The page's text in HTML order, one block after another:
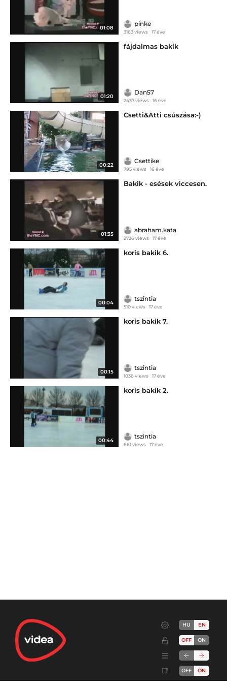
01:08
pinke
3163 views 17 éve
01:20
fájdalmas bakik
Dan57
2437 views 16 éve
00:22
Csetti&Atti csúszása:-)
Csettike
795 views 16 éve
01:35
Bakik - esések viccesen.
abraham.kata
2726 views 17 éve
00:04
koris bakik 6.
tszintia
510 views 17 éve
00:15
koris bakik 7.
tszintia
1036 views 17 éve
00:44
koris bakik 2.
tszintia
661 views 17 éve
HU EN
OFF ON
OFF ON